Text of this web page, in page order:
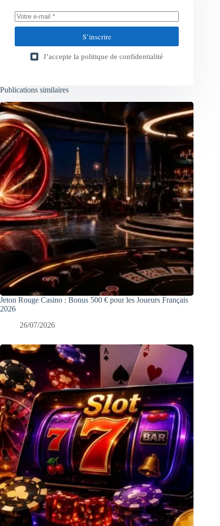
S’inscrire
J’accepte la politique de confidentialité
Publications similaires
Jeton Rouge Casino : Bonus 500 € pour les Joueurs Français
2026
26/07/2026